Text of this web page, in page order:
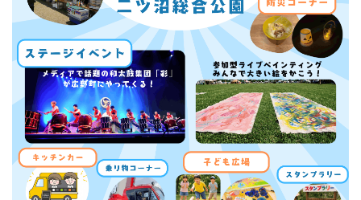
パン アジア・エスニッ
ク
テイクアウト
レジャー・スポー
ツ施設
非日常 イベントレポート
脱毛 温活・サウナ 歯列矯正・審美歯
科
その他
幼稚園 教育 ライフイベント